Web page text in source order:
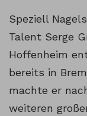
Speziell
Talent Serge
Hoffenheim
bereits in
machte er
weiteren